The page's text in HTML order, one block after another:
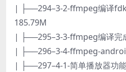
| ├──294–3-2-ffmpeg编译
185.79M
| ├──295–3-3-ffmpeg编译完
| ├──296–3-4-ffmpeg-
| ├──297–4-1-简单播放器功